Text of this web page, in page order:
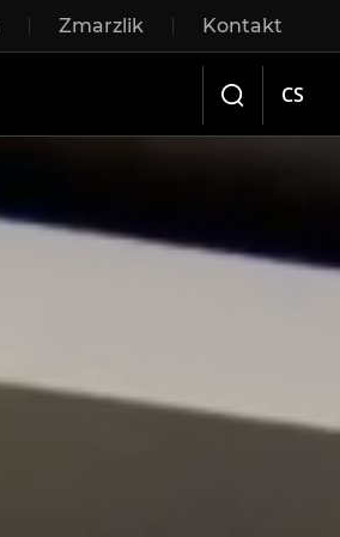
Zmarzlik Kontakt
CS